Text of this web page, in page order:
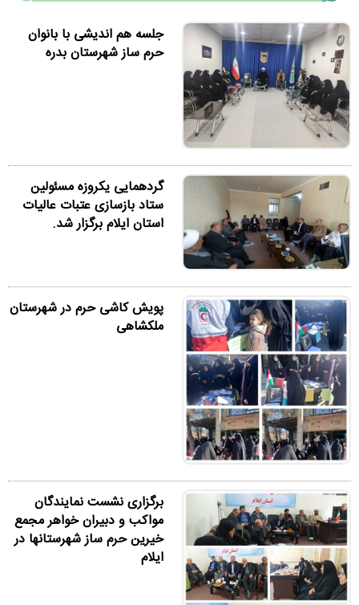
جلسه هم اندیشی با بانوان
حرم ساز شهرستان بدره
گردهمایی یکروزه مسئولین
ستاد بازسازی عتبات عالیات
استان ایلام برگزار شد.
پویش کاشی حرم در شهرستان
ملکشاهی
برگزاری نشست نمایندگان
مواکب و دبیران خواهر مجمع
خیرین حرم ساز شهرستانها در
ایلام